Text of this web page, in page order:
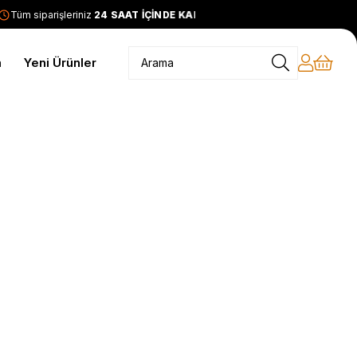
Tüm siparişleriniz24 SAAT İÇİNDE KARGODA
Yeni Ürünler